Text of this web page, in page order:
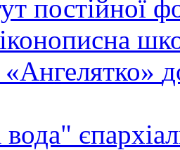
постійної